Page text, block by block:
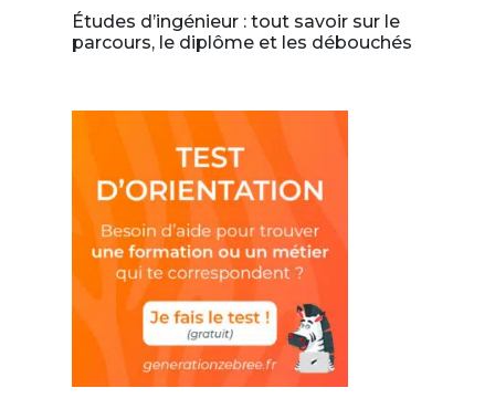
Études d’ingénieur : tout savoir sur le
parcours, le diplôme et les débouchés